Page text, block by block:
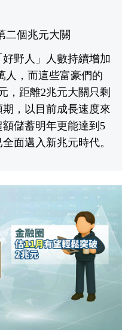
二個兆元大關
野人」人數持續增加
人，而這些富豪們的
，距離2兆元大關只剩
，以目前成長速度來
儲蓄明年更能達到5
面邁入新兆元時代。